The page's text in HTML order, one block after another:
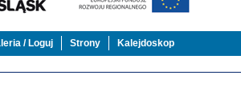
/ Loguj Strony Kalejdoskop